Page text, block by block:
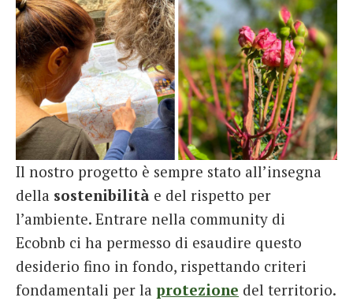
Il nostro progetto è sempre stato all’insegna
della sostenibilità e del rispetto per
l’ambiente. Entrare nella community di
Ecobnb ci ha permesso di esaudire questo
desiderio fino in fondo, rispettando criteri
fondamentali per la protezione del territorio.